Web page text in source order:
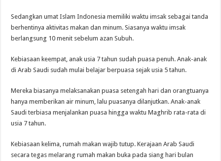
Sedangkan umat Islam Indonesia memiliki waktu imsak sebagai tanda
berhentinya aktivitas makan dan minum. Siasanya waktu imsak
berlangsung 10 menit sebelum azan Subuh.
Kebiasaan keempat, anak usia 7 tahun sudah puasa penuh. Anak-anak
di Arab Saudi sudah mulai belajar berpuasa sejak usia 5 tahun.
Mereka biasanya melaksanakan puasa setengah hari dan orangtuanya
hanya memberikan air minum, lalu puasanya dilanjutkan. Anak-anak
Saudi terbiasa menjalankan puasa hingga waktu Maghrib rata-rata di
usia 7 tahun.
Kebiasaan kelima, rumah makan wajib tutup. Kerajaan Arab Saudi
secara tegas melarang rumah makan buka pada siang hari bulan